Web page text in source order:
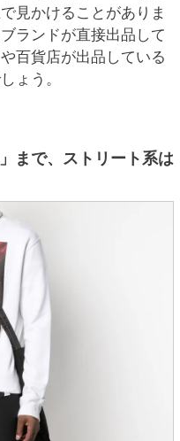
見かけることがありま
ランドが直接出品して
百貨店が出品している
ょう。
」まで、ストリート系は